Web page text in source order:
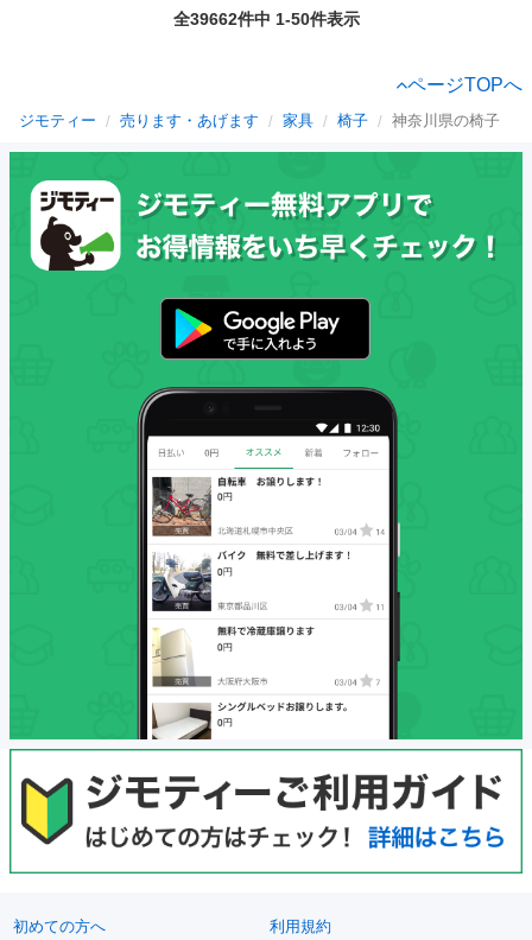
全39662件中 1-50件表示
ページTOPへ
ジモティー 売ります・あげます 家具 椅子 神奈川県の椅子
初めての方へ 利用規約